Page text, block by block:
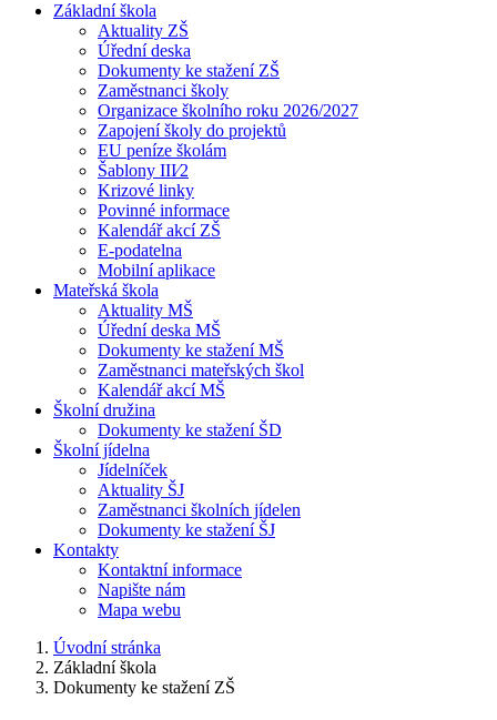
Základní škola
Aktuality ZŠ
Úřední deska
Dokumenty ke stažení ZŠ
Zaměstnanci školy
Organizace školního roku 2026/2027
Zapojení školy do projektů
EU peníze školám
Šablony III⁄2
Krizové linky
Povinné informace
Kalendář akcí ZŠ
E-podatelna
Mobilní aplikace
Mateřská škola
Aktuality MŠ
Úřední deska MŠ
Dokumenty ke stažení MŠ
Zaměstnanci mateřských škol
Kalendář akcí MŠ
Školní družina
Dokumenty ke stažení ŠD
Školní jídelna
Jídelníček
Aktuality ŠJ
Zaměstnanci školních jídelen
Dokumenty ke stažení ŠJ
Kontakty
Kontaktní informace
Napište nám
Mapa webu
Úvodní stránka
Základní škola
Dokumenty ke stažení ZŠ